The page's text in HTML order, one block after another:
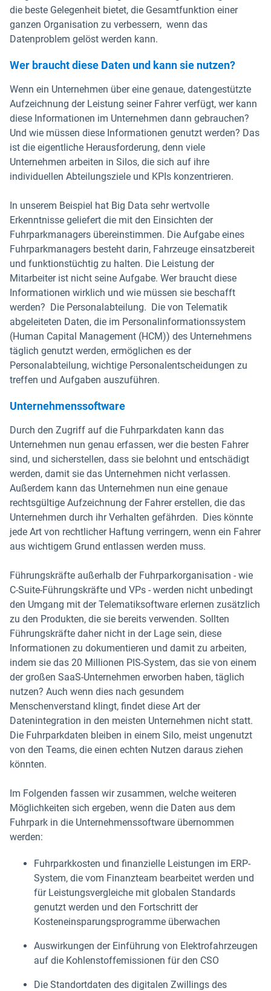
die beste Gelegenheit bietet, die Gesamtfunktion einer
ganzen Organisation zu verbessern, wenn das
Datenproblem gelöst werden kann.
Wer braucht diese Daten und kann sie nutzen?
Wenn ein Unternehmen über eine genaue, datengestützte
Aufzeichnung der Leistung seiner Fahrer verfügt, wer kann
diese Informationen im Unternehmen dann gebrauchen?
Und wie müssen diese Informationen genutzt werden? Das
ist die eigentliche Herausforderung, denn viele
Unternehmen arbeiten in Silos, die sich auf ihre
individuellen Abteilungsziele und KPIs konzentrieren.
In unserem Beispiel hat Big Data sehr wertvolle
Erkenntnisse geliefert die mit den Einsichten der
Fuhrparkmanagers übereinstimmen. Die Aufgabe eines
Fuhrparkmanagers besteht darin, Fahrzeuge einsatzbereit
und funktionstüchtig zu halten. Die Leistung der
Mitarbeiter ist nicht seine Aufgabe. Wer braucht diese
Informationen wirklich und wie müssen sie beschafft
werden? Die Personalabteilung. Die von Telematik
abgeleiteten Daten, die im Personalinformationssystem
(Human Capital Management (HCM)) des Unternehmens
täglich genutzt werden, ermöglichen es der
Personalabteilung, wichtige Personalentscheidungen zu
treffen und Aufgaben auszuführen.
Unternehmenssoftware
Durch den Zugriff auf die Fuhrparkdaten kann das
Unternehmen nun genau erfassen, wer die besten Fahrer
sind, und sicherstellen, dass sie belohnt und entschädigt
werden, damit sie das Unternehmen nicht verlassen.
Außerdem kann das Unternehmen nun eine genaue
rechtsgültige Aufzeichnung der Fahrer erstellen, die das
Unternehmen durch ihr Verhalten gefährden. Dies könnte
jede Art von rechtlicher Haftung verringern, wenn ein Fahrer
aus wichtigem Grund entlassen werden muss.
Führungskräfte außerhalb der Fuhrparkorganisation - wie
C-Suite-Führungskräfte und VPs - werden nicht unbedingt
den Umgang mit der Telematiksoftware erlernen zusätzlich
zu den Produkten, die sie bereits verwenden. Sollten
Führungskräfte daher nicht in der Lage sein, diese
Informationen zu dokumentieren und damit zu arbeiten,
indem sie das 20 Millionen PIS-System, das sie von einem
der großen SaaS-Unternehmen erworben haben, täglich
nutzen? Auch wenn dies nach gesundem
Menschenverstand klingt, findet diese Art der
Datenintegration in den meisten Unternehmen nicht statt.
Die Fuhrparkdaten bleiben in einem Silo, meist ungenutzt
von den Teams, die einen echten Nutzen daraus ziehen
könnten.
Im Folgenden fassen wir zusammen, welche weiteren
Möglichkeiten sich ergeben, wenn die Daten aus dem
Fuhrpark in die Unternehmenssoftware übernommen
werden:
Fuhrparkkosten und finanzielle Leistungen im ERP-
System, die vom Finanzteam bearbeitet werden und
für Leistungsvergleiche mit globalen Standards
genutzt werden und den Fortschritt der
Kosteneinsparungsprogramme überwachen
Auswirkungen der Einführung von Elektrofahrzeugen
auf die Kohlenstoffemissionen für den CSO
Die Standortdaten des digitalen Zwillings des